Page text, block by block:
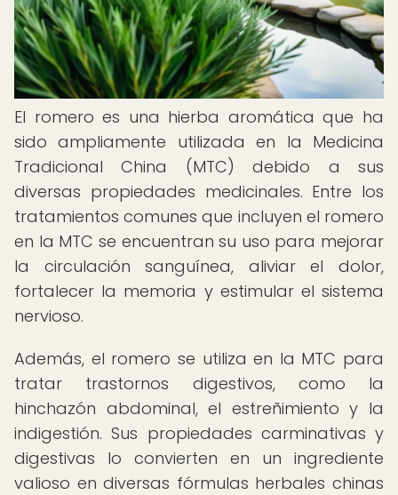
El romero es una hierba aromática que ha
sido ampliamente utilizada en la Medicina
Tradicional China (MTC) debido a sus
diversas propiedades medicinales. Entre los
tratamientos comunes que incluyen el romero
en la MTC se encuentran su uso para mejorar
la circulación sanguínea, aliviar el dolor,
fortalecer la memoria y estimular el sistema
nervioso.
Además, el romero se utiliza en la MTC para
tratar trastornos digestivos, como la
hinchazón abdominal, el estreñimiento y la
indigestión. Sus propiedades carminativas y
digestivas lo convierten en un ingrediente
valioso en diversas fórmulas herbales chinas